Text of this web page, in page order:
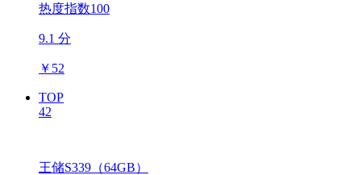
热度指数100
9.1 分
￥ 52
TOP
42
王储S339（64GB）